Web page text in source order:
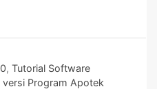
,Tutorial Software
versi Program Apotek